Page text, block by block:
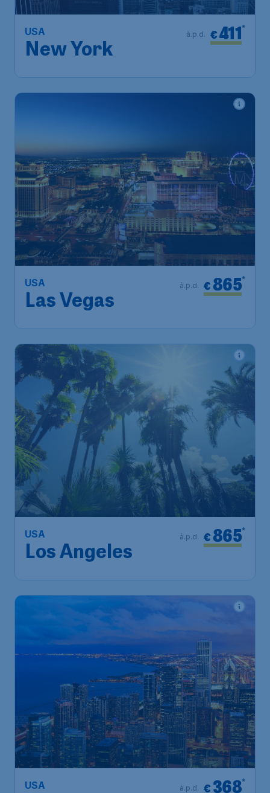
USA
New York
€411*
à.p.d.
USA
Las Vegas
€ 865*
à.p.d.
USA
Los Angeles
€ 865*
à.p.d.
USA € 368*
à.p.d.